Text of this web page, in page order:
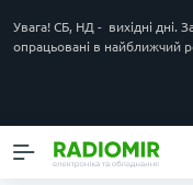
Увага! СБ, НД - вихідні дні.
опрацьовані в найближчий